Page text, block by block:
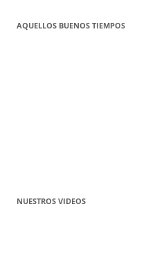
AQUELLOS BUENOS TIEMPOS
NUESTROS VIDEOS